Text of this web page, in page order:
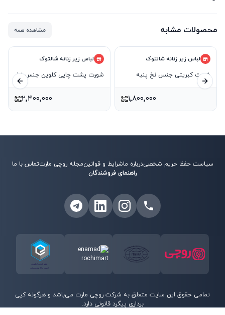
محصولات مشابه مشاهده همه
لباس زیر زنانه شالتوک
شورت پشت چاپی کلوین جنس نخ
۲٬۴۰۰٬۰۰۰
لباس زیر زنانه شالتوک
شورت کبریتی جنس نخ پنبه
۱٬۸۰۰٬۰۰۰
اسلاید قبلی بعدی
سیاست حفظ حریم شخصیدرباره ماشرایط و قوانینمجله روچی مارتتماس با ما
راهنمای فروشندگان
تمامی حقوق این سایت متعلق به شرکت روچی مارت می‌باشد و هرگونه کپی
برداری پیگرد قانونی دارد.